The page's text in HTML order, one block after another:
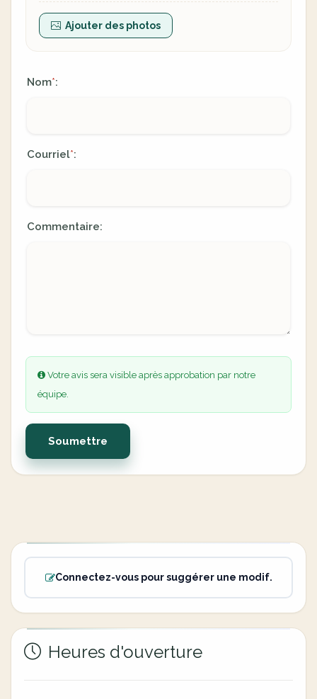
Ajouter des photos
Nom*:
Courriel*:
Commentaire:
Votre avis sera visible après approbation par notre
équipe.
Soumettre
Connectez-vous pour suggérer une modif.
Heures d'ouverture